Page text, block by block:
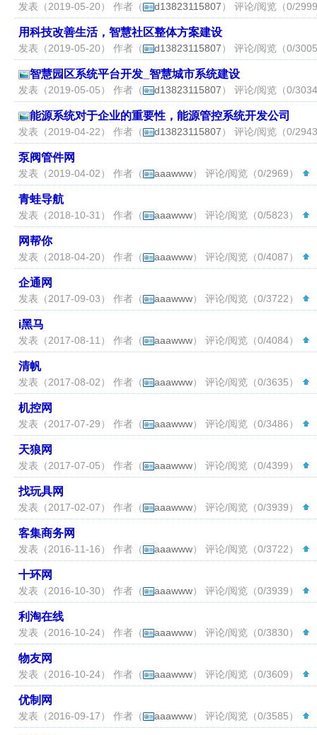
发表（2019-05-20） 作者（ d13823115807） 评论/阅览（0/
用科技改善生活，智慧社区整体方案建设
发表（2019-05-20） 作者（ d13823115807） 评论/阅览（0/
智慧园区系统平台开发_智慧城市系统建设
发表（2019-05-05） 作者（ d13823115807） 评论/阅览（0/
能源系统对于企业的重要性，能源管控系统开发公司
发表（2019-04-22） 作者（ d13823115807） 评论/阅览（0/
泵阀管件网
发表（2019-04-02） 作者（ aaawww） 评论/阅览（0/2969）
青蛙导航
发表（2018-10-31） 作者（ aaawww） 评论/阅览（0/5823）
网帮你
发表（2018-04-20） 作者（ aaawww） 评论/阅览（0/4087）
企通网
发表（2017-09-03） 作者（ aaawww） 评论/阅览（0/3722）
i黑马
发表（2017-08-11） 作者（ aaawww） 评论/阅览（0/4084）
清帆
发表（2017-08-02） 作者（ aaawww） 评论/阅览（0/3635）
机控网
发表（2017-07-29） 作者（ aaawww） 评论/阅览（0/3486）
天狼网
发表（2017-07-05） 作者（ aaawww） 评论/阅览（0/4399）
找玩具网
发表（2017-02-07） 作者（ aaawww） 评论/阅览（0/3939）
客集商务网
发表（2016-11-16） 作者（ aaawww） 评论/阅览（0/3722）
十环网
发表（2016-10-30） 作者（ aaawww） 评论/阅览（0/3939）
利淘在线
发表（2016-10-24） 作者（ aaawww） 评论/阅览（0/3830）
物友网
发表（2016-10-24） 作者（ aaawww） 评论/阅览（0/3609）
优制网
发表（2016-09-17） 作者（ aaawww） 评论/阅览（0/3585）